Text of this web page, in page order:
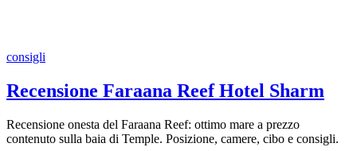
consigli
Recensione Faraana Reef Hotel Sharm
Recensione onesta del Faraana Reef: ottimo mare a prezzo
contenuto sulla baia di Temple. Posizione, camere, cibo e consigli.